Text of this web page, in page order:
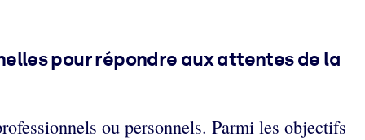
pour répondre aux attentes de la
ou personnels. Parmi les objectifs